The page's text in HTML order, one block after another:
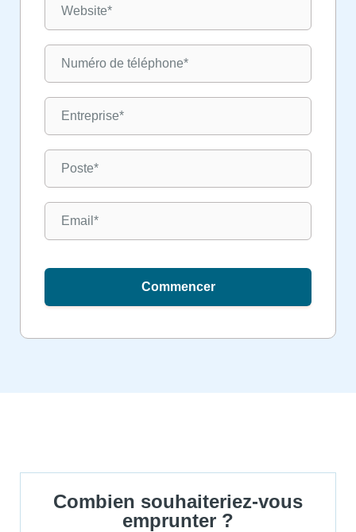
Commencer
Combien souhaiteriez-vous
emprunter ?